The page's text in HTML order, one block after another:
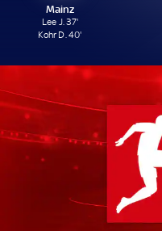
Mainz
Lee J. 37'
Kohr D. 40'